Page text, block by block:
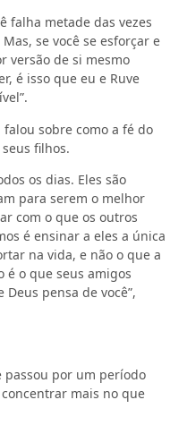
falha metade das vezes
se você se esforçar e
versão de si mesmo
é isso que eu e Ruve
sobre como a fé do
filhos.
os dias. Eles são
para serem o melhor
com o que os outros
é ensinar a eles a única
na vida, e não o que a
é o que seus amigos
Deus pensa de você”,
por um período
mais no que